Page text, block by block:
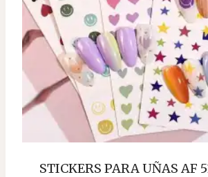
STICKERS PARA UÑAS AF